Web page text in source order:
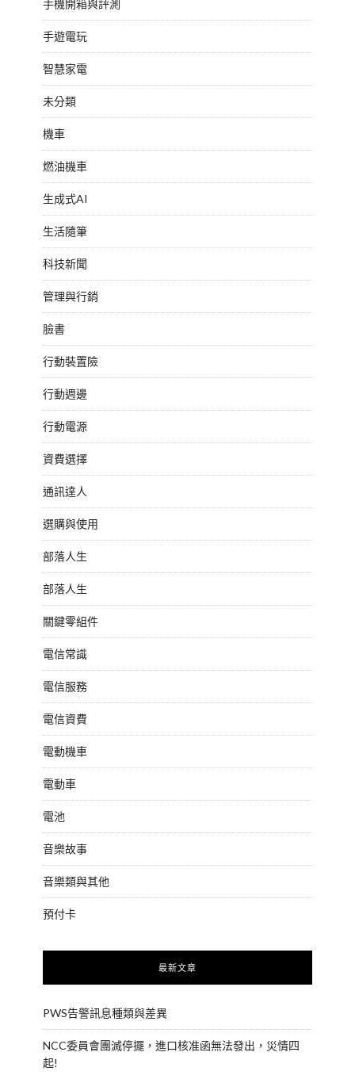
手機開箱與評測
手遊電玩
智慧家電
未分類
機車
燃油機車
生成式AI
生活隨筆
科技新聞
管理與行銷
臉書
行動裝置險
行動週邊
行動電源
資費選擇
通訊達人
選購與使用
部落人生
部落人生
關鍵零組件
電信常識
電信服務
電信資費
電動機車
電動車
電池
音樂故事
音樂類與其他
預付卡
最新文章
PWS告警訊息種類與差異
NCC委員會團滅停擺，進口核准函無法發出，災情四
起!